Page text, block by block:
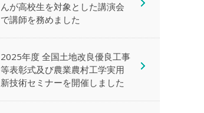
んが高校生を対象とした講演会
で講師を務めました
2025年度 全国土地改良優良工事
等表彰式及び農業農村工学実用
新技術セミナーを開催しました